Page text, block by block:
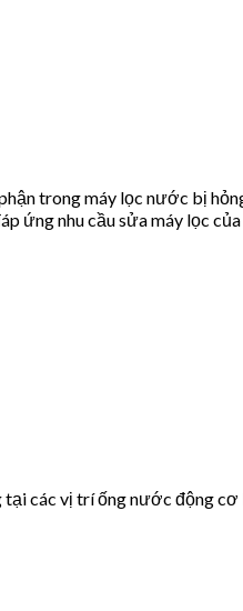
trong máy lọc nước bị
ứng nhu cầu sửa máy lọc
các vị trí ống nước động cơ